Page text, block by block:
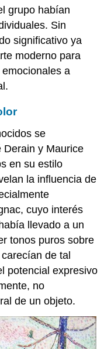
grupo habían
Sin
significativo ya
moderno para
a
se
Derain y Maurice
en su estilo
la influencia de
cuyo interés
llevado a un
tonos puros sobre
de tal
potencial expresivo
no
de un objeto.